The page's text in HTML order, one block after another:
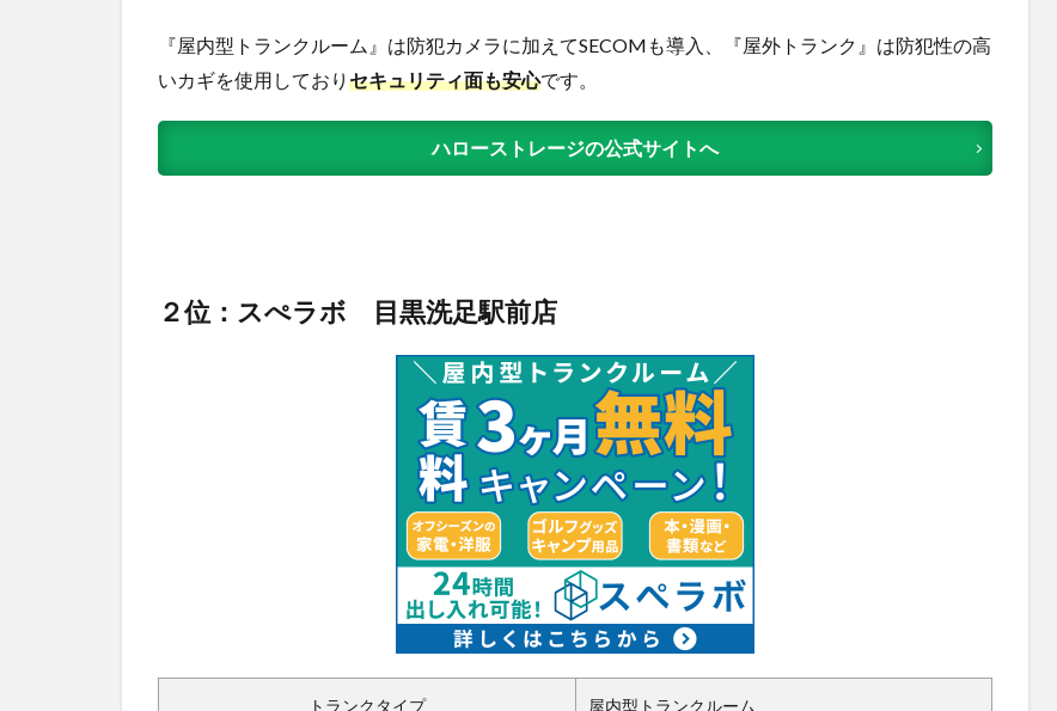
『屋内型トランクルーム』は防犯カメラに加えてSECOMも導入、『屋外トランク』は防犯性の高
いカギを使用しており セキュリティ面も安心です。
ハローストレージの公式サイトへ
２位：スぺラボ 目黒洗足駅前店
トランクタイプ 屋内型トランクルーム